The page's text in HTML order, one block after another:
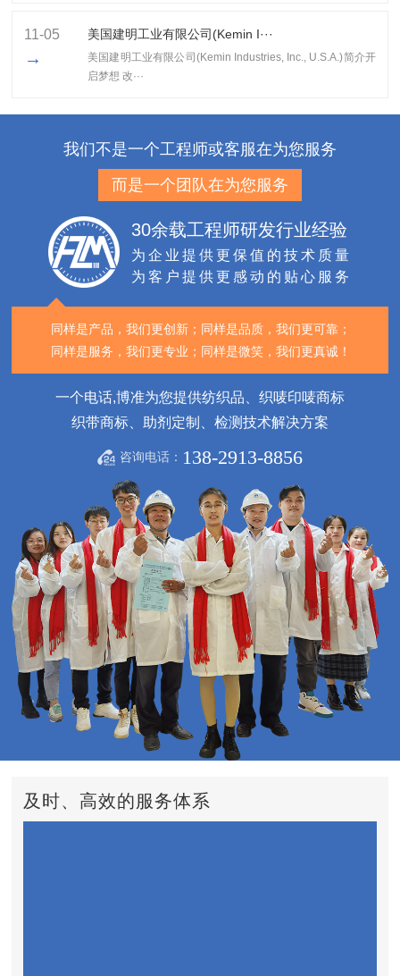
11-05
→
美国建明工业有限公司(Kemin I···
美国建明工业有限公司(Kemin Industries, Inc., U.S.A.)简介开
启梦想 改···
我们不是一个工程师或客服在为您服务
而是一个团队在为您服务
30余载工程师研发行业经验
为企业提供更保值的技术质量
为客户提供更感动的贴心服务
同样是产品，我们更创新； 同样是品质，我们更可靠；
同样是服务，我们更专业； 同样是微笑，我们更真诚！
一个电话,博准为您提供纺织品、织唛印唛商标
织带商标、助剂定制、检测技术解决方案
咨询电话： 138-2913-8856
及时、高效的服务体系